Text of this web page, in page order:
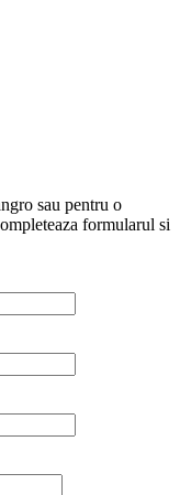
sau pentru o
formularul si